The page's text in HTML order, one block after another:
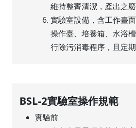
維持整齊清潔，產出之
實驗室設備，含工作臺
操作臺、培養箱、水浴
行除污消毒程序，且定
BSL-2實驗室操作規範
實驗前